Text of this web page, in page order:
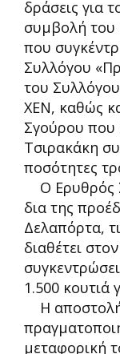
δράσεις για
συμβολή
που
Συλλόγου
του
ΧΕΝ, καθώς
Σγούρου που
Τσιρακάκη
ποσότητες
Ο Ερυθρός
δια της
Δελαπόρτα,
διαθέτει
1.500 κουτιά
Η
μεταφορική